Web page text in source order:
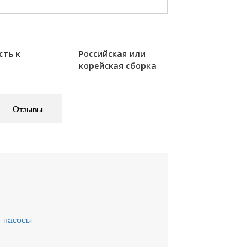
к
Российская или
корейская сборка
Отзывы